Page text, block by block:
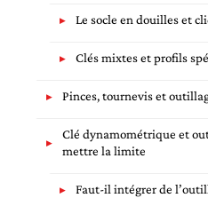
Le socle en douilles et
Clés mixtes et profils
Pinces, tournevis et
Clé dynamométrique et
mettre la limite
Faut-il intégrer de